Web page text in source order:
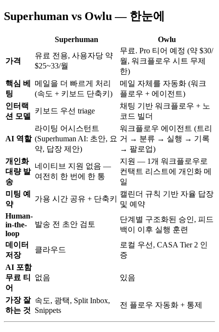
Superhuman vs Owlu — 한눈에
Superhuman Owlu
가격
유료 전용, 사용자당 약
$25~33/월
무료. Pro 티어 예정 (약 $30/
월, 워크플로우 시트 무제
한)
핵심 베
팅
메일을 더 빠르게 처리
(속도 + 키보드 단축키)
메일 자체를 자동화 (워크
플로우 + 에이전트)
인터랙
션 모델
키보드 우선 triage
채팅 기반 워크플로우 + 노
코드 빌더
AI 역할
라이팅 어시스턴트
(Superhuman AI: 초안, 요
약, 답장 제안)
워크플로우 에이전트 (트리
거 → 분류 → 실행 → 기록
→ 팔로업)
개인화
대량 발
송
네이티브 지원 없음 —
여전히 한 번에 한 통
지원 — 1개 워크플로우로
컨택트 리스트에 개인화 메
일
미팅 예
약
가용 시간 공유 + 단축키
캘린더 규칙 기반 자율 답장
및 예약
Human-
in-the-
loop
발송 전 초안 검토
단계별 구조화된 승인, 피드
백이 이후 실행 훈련
데이터
저장
클라우드
로컬 우선, CASA Tier 2 인
증
AI 포함
무료 티
어
없음 있음
가장 잘
하는 것
속도, 광택, Split Inbox,
Snippets
전 플로우 자동화 + 통제